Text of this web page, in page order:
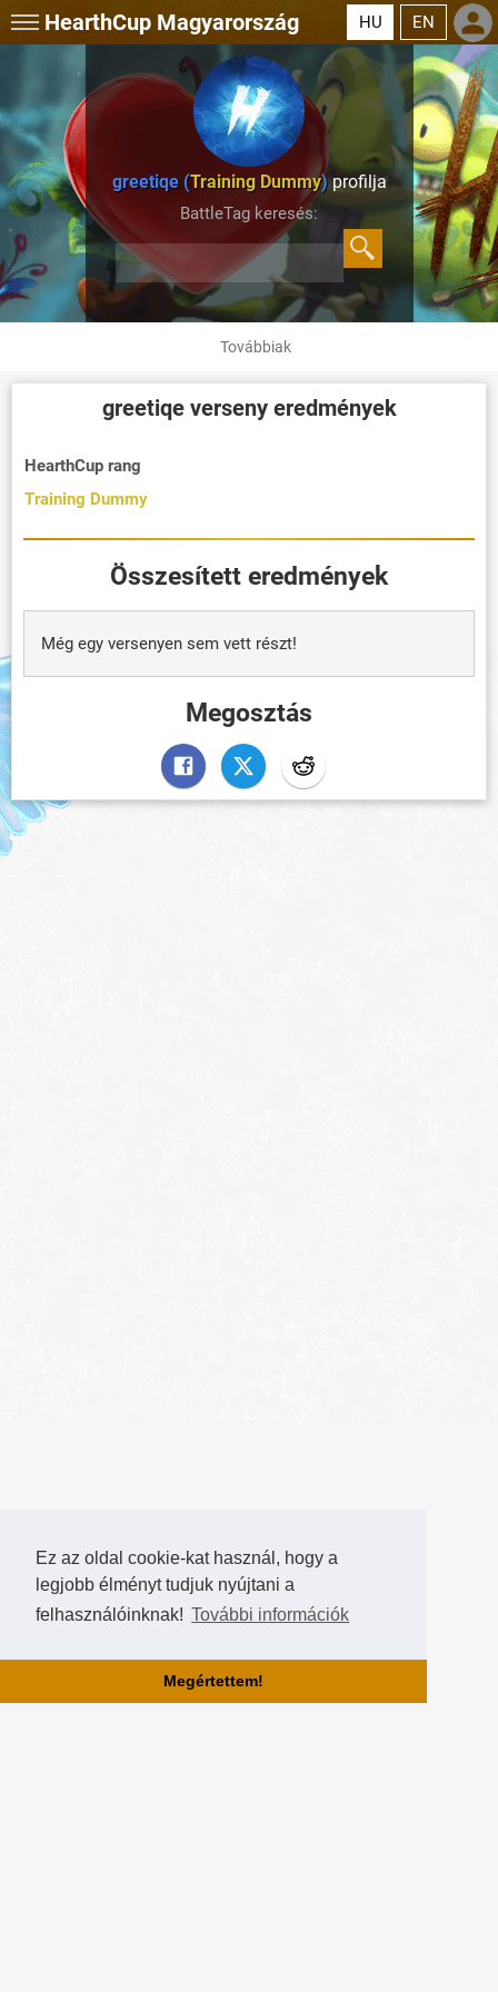
Ez az oldal cookie-kat használ, hogy a
legjobb élményt tudjuk nyújtani a
felhasználóinknak! További információk
Megértettem!
HearthCup Magyarország HU EN
greetiqe (Training Dummy)profilja
BattleTag keresés:
Továbbiak
greetiqeverseny eredmények
HearthCup rang
Training Dummy
Összesített eredmények
Még egy versenyen sem vett részt!
Megosztás